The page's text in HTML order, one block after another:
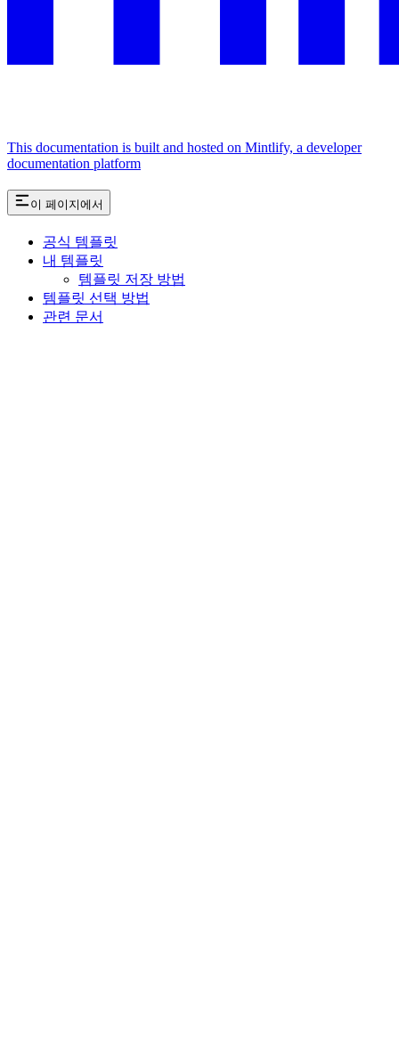
This documentation is built and hosted on Mintlify, a developer
documentation platform
이 페이지에서
공식 템플릿
내 템플릿
템플릿 저장 방법
템플릿 선택 방법
관련 문서